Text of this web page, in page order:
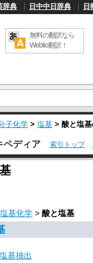
辞典 日中中日辞典 日
無料の翻訳なら
Weblio翻訳！
子化学 > 塩基 > 酸と塩基
U
ペディア 索引トップ
基化学 > 酸と塩基
基抽出